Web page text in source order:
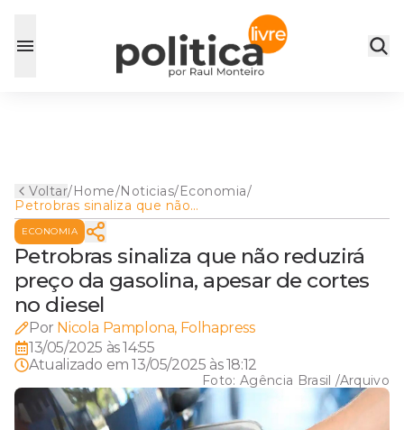
Voltar/Home/Noticias/Economia/
Petrobras sinaliza que não
reduzirá preço da gasolina,
apesar de cortes no diesel
ECONOMIA
Petrobras sinaliza que não reduzirá
preço da gasolina, apesar de cortes
no diesel
Por Nicola Pamplona, Folhapress
13/05/2025 às 14:55
Atualizado em13/05/2025 às 18:12
Foto: Agência Brasil /Arquivo